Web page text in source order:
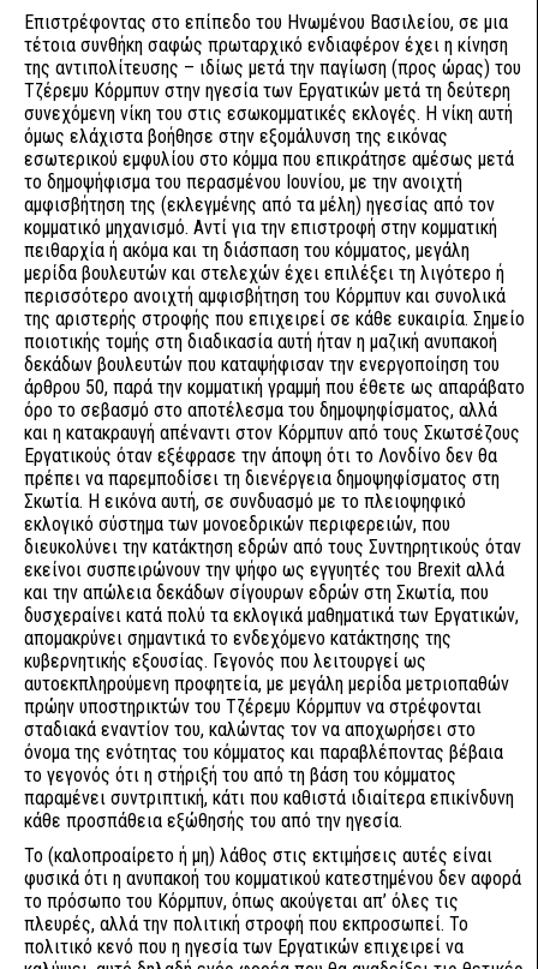
Επιστρέφοντας στο επίπεδο του Ηνωμένου Βασιλείου, σε μια
τέτοια συνθήκη σαφώς πρωταρχικό ενδιαφέρον έχει η κίνηση
της αντιπολίτευσης – ιδίως μετά την παγίωση (προς ώρας) του
Τζέρεμυ Κόρμπυν στην ηγεσία των Εργατικών μετά τη δεύτερη
συνεχόμενη νίκη του στις εσωκομματικές εκλογές. Η νίκη αυτή
όμως ελάχιστα βοήθησε στην εξομάλυνση της εικόνας
εσωτερικού εμφυλίου στο κόμμα που επικράτησε αμέσως μετά
το δημοψήφισμα του περασμένου Ιουνίου, με την ανοιχτή
αμφισβήτηση της (εκλεγμένης από τα μέλη) ηγεσίας από τον
κομματικό μηχανισμό. Αντί για την επιστροφή στην κομματική
πειθαρχία ή ακόμα και τη διάσπαση του κόμματος, μεγάλη
μερίδα βουλευτών και στελεχών έχει επιλέξει τη λιγότερο ή
περισσότερο ανοιχτή αμφισβήτηση του Κόρμπυν και συνολικά
της αριστερής στροφής που επιχειρεί σε κάθε ευκαιρία. Σημείο
ποιοτικής τομής στη διαδικασία αυτή ήταν η μαζική ανυπακοή
δεκάδων βουλευτών που καταψήφισαν την ενεργοποίηση του
άρθρου 50, παρά την κομματική γραμμή που έθετε ως απαράβατο
όρο το σεβασμό στο αποτέλεσμα του δημοψηφίσματος, αλλά
και η κατακραυγή απέναντι στον Κόρμπυν από τους Σκωτσέζους
Εργατικούς όταν εξέφρασε την άποψη ότι το Λονδίνο δεν θα
πρέπει να παρεμποδίσει τη διενέργεια δημοψηφίσματος στη
Σκωτία. Η εικόνα αυτή, σε συνδυασμό με το πλειοψηφικό
εκλογικό σύστημα των μονοεδρικών περιφερειών, που
διευκολύνει την κατάκτηση εδρών από τους Συντηρητικούς όταν
εκείνοι συσπειρώνουν την ψήφο ως εγγυητές του Brexit αλλά
και την απώλεια δεκάδων σίγουρων εδρών στη Σκωτία, που
δυσχεραίνει κατά πολύ τα εκλογικά μαθηματικά των Εργατικών,
απομακρύνει σημαντικά το ενδεχόμενο κατάκτησης της
κυβερνητικής εξουσίας. Γεγονός που λειτουργεί ως
αυτοεκπληρούμενη προφητεία, με μεγάλη μερίδα μετριοπαθών
πρώην υποστηρικτών του Τζέρεμυ Κόρμπυν να στρέφονται
σταδιακά εναντίον του, καλώντας τον να αποχωρήσει στο
όνομα της ενότητας του κόμματος και παραβλέποντας βέβαια
το γεγονός ότι η στήριξή του από τη βάση του κόμματος
παραμένει συντριπτική, κάτι που καθιστά ιδιαίτερα επικίνδυνη
κάθε προσπάθεια εξώθησής του από την ηγεσία.
Το (καλοπροαίρετο ή μη) λάθος στις εκτιμήσεις αυτές είναι
φυσικά ότι η ανυπακοή του κομματικού κατεστημένου δεν αφορά
το πρόσωπο του Κόρμπυν, όπως ακούγεται απ’ όλες τις
πλευρές, αλλά την πολιτική στροφή που εκπροσωπεί. Το
πολιτικό κενό που η ηγεσία των Εργατικών επιχειρεί να